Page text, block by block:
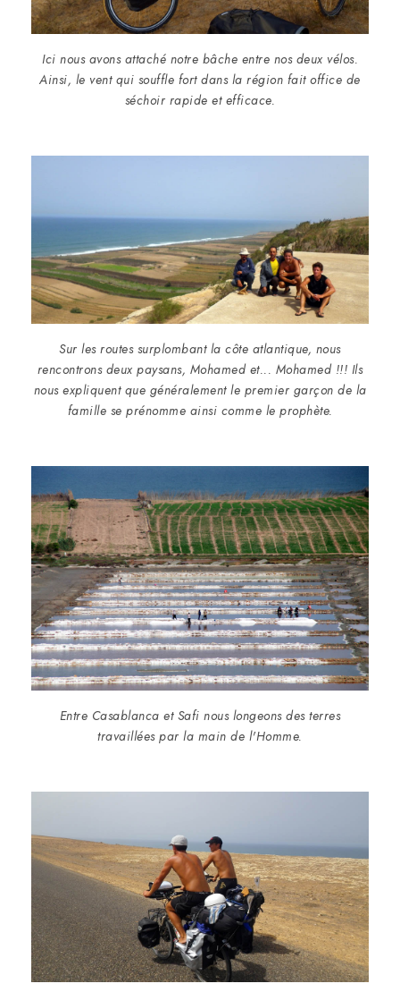
Ici nous avons attaché notre bâche entre nos deux vélos.
Ainsi, le vent qui souffle fort dans la région fait office de
séchoir rapide et efficace.
Sur les routes surplombant la côte atlantique, nous
rencontrons deux paysans, Mohamed et... Mohamed !!! Ils
nous expliquent que généralement le premier garçon de la
famille se prénomme ainsi comme le prophète.
Entre Casablanca et Safi nous longeons des terres
travaillées par la main de l'Homme.